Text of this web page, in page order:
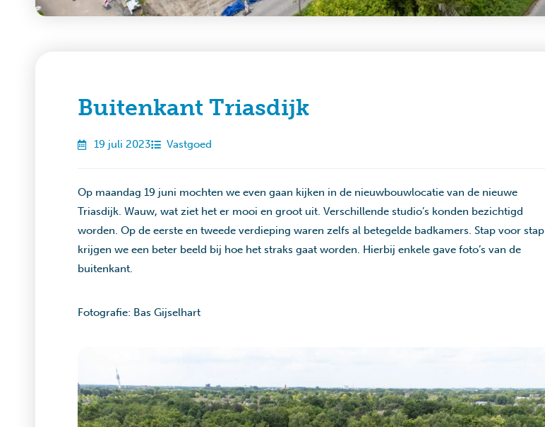
Buitenkant Triasdijk
19 juli 2023 Vastgoed
Op maandag 19 juni mochten we even gaan kijken in de nieuwbouwlocatie van de nieuwe
Triasdijk. Wauw, wat ziet het er mooi en groot uit. Verschillende studio’s konden bezichtigd
worden. Op de eerste en tweede verdieping waren zelfs al betegelde badkamers. Stap voor stap
krijgen we een beter beeld bij hoe het straks gaat worden. Hierbij enkele gave foto’s van de
buitenkant.
Fotografie: Bas Gijselhart